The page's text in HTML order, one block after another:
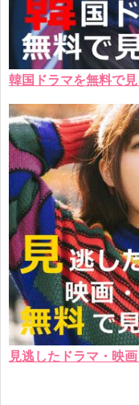
韓国ドラマを無料で
見逃したドラマ・映